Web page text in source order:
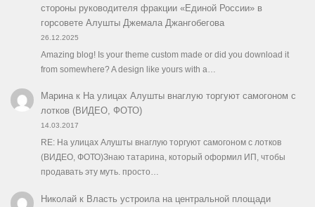
стороны руководителя фракции «Единой России» в
горсовете Алушты Джемала Джангобегова
26.12.2025
Amazing blog! Is your theme custom made or did you download it
from somewhere? A design like yours with a…
Маринак На улицах Алушты внаглую торгуют самогоном с
лотков (ВИДЕО, ФОТО)
14.03.2017
RE: На улицах Алушты внаглую торгуют самогоном с лотков
(ВИДЕО, ФОТО)Знаю татарина, который оформил ИП, чтобы
продавать эту муть. просто…
Николайк Власть устроила на центральной площади